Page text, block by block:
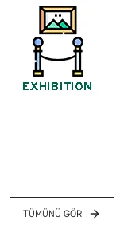
TÜMÜNÜ GÖR